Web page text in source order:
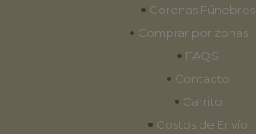
• Coronas Fúnebres
• Comprar por zonas
• FAQS
• Contacto
• Carrito
• Costos de Envío